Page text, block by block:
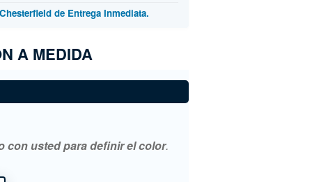
de Entrega Inmediata.
A MEDIDA
con usted para definir el color.